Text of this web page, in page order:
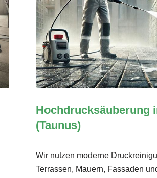
Hochdrucksäuberung
(Taunus)
Wir nutzen moderne
Terrassen, Mauern, Fassaden